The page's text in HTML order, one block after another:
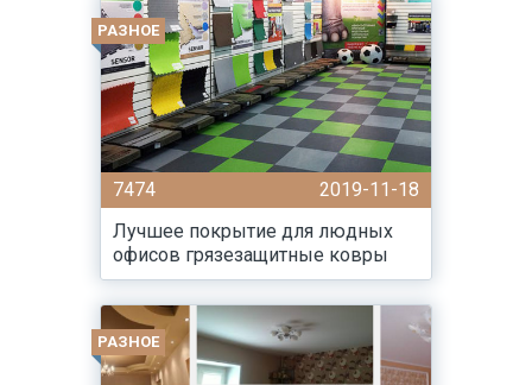
РАЗНОЕ
7474
2019-11-18
Лучшее покрытие для людных
офисов грязезащитные ковры
РАЗНОЕ